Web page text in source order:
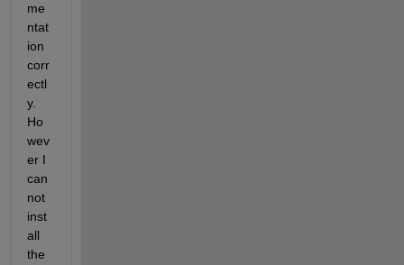
me
ntat
ion
corr
ectl
y.
Ho
wev
er I
can
not
inst
all
the